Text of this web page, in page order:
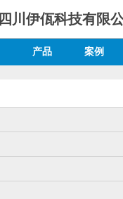
四川伊佤科技有限
产品 案例